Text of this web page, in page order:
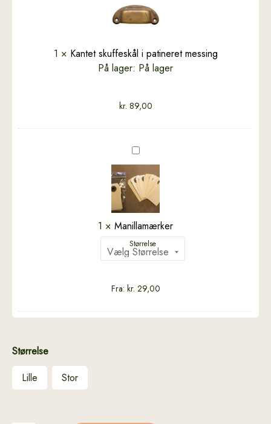
i
patineret
1 × Kantet skuffeskål i patineret messing
På lager: På lager
kr. 89,00
Manillamærker
1 × Manillamærker
Størrelse
Fra: kr. 29,00
Størrelse
Lille
Stor